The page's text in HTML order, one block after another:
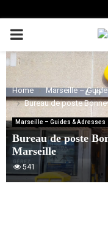
PRIMARY
MENU
Home
Marseille –
Bureau de poste
Marseille – Guides & Adresses
Bureau de poste
Marseille
541